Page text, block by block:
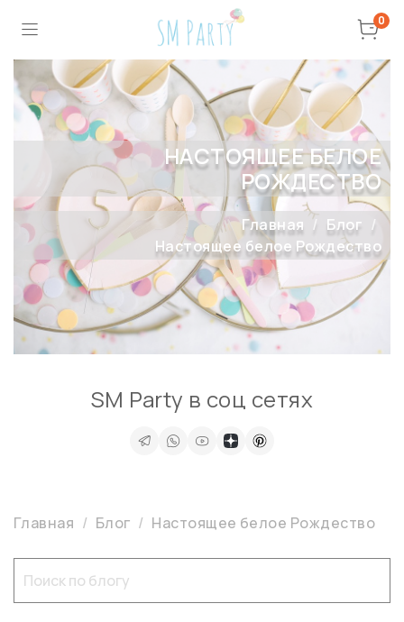
0
НАСТОЯЩЕЕ БЕЛОЕ
РОЖДЕСТВО
Главная
Блог
Настоящее белое Рождество
Главная Блог Настоящее белое Рождество
SM Party в соц сетях